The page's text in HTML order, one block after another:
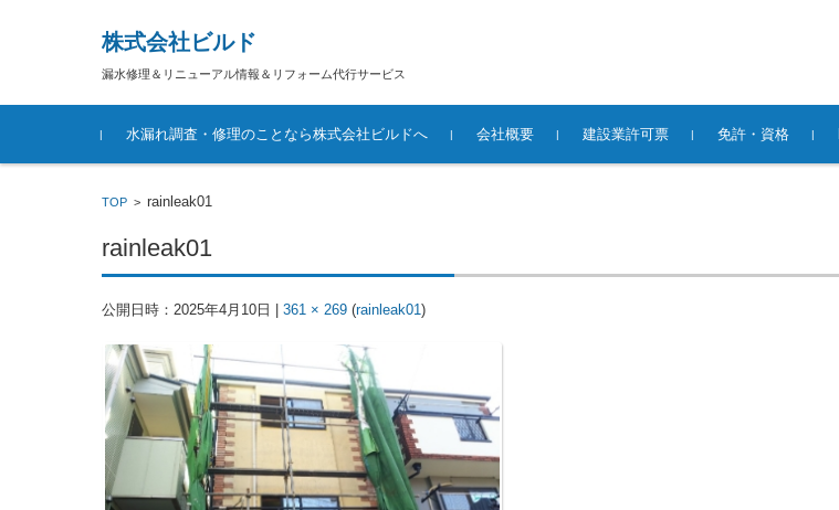
株式会社ビルド
漏水修理＆リニューアル情報＆リフォーム代行サービス
コンテンツに移動
水漏れ調査・修理のことなら株式会社ビルドへ
会社概要 建設業許可票 免許・資格
TOP > rainleak01
rainleak01
公開日時： 2025年4月10日 361 × 269 (rainleak01)